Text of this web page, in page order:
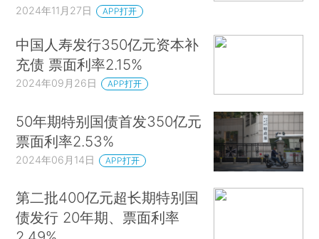
2024年11月27日 APP打开
中国人寿发行350亿元资本补
充债 票面利率2.15%
2024年09月26日 APP打开
50年期特别国债首发350亿元
票面利率2.53%
2024年06月14日 APP打开
第二批400亿元超长期特别国
债发行 20年期、票面利率